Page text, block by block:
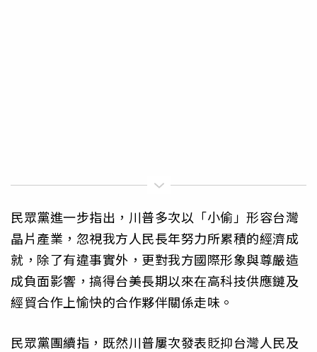
民眾黨進一步指出，川普多次以「小偷」形容台灣
晶片產業，忽視我方人民長年努力所累積的經濟成
就，除了有違事實外，更對我方國際形象與尊嚴造
成負面影響，搞得台美長期以來在高科技供應鏈及
經貿合作上愉快的合作夥伴關係走味。
民眾黨團續指，既然川普屢次發表貶抑台灣人民及